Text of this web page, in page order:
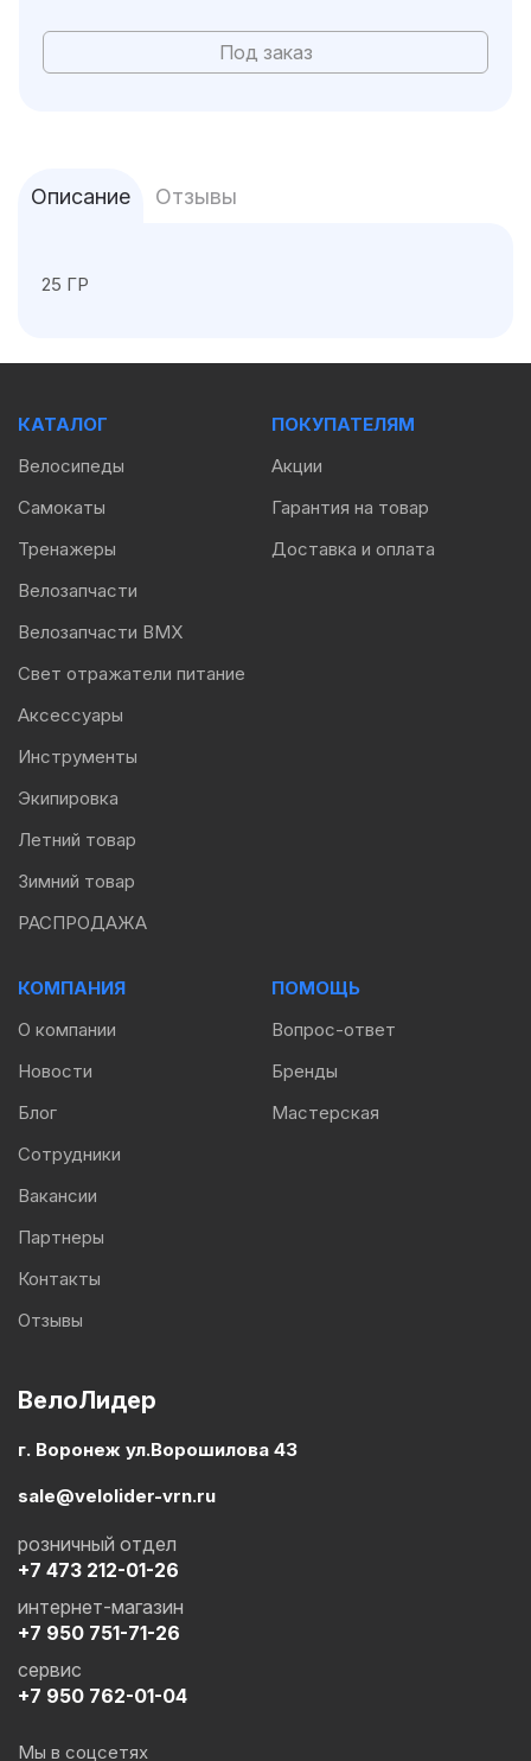
Под заказ
Описание Отзывы
25 ГР
ВелоЛидер
г. Воронеж ул.Ворошилова 43
sale@velolider-vrn.ru
+7 473 212-01-26
розничный отдел
+7 950 751-71-26
интернет-магазин
+7 950 762-01-04
сервис
Мы в соцсетях
КАТАЛОГ
Велосипеды
Самокаты
Тренажеры
Велозапчасти
Велозапчасти BMX
Свет отражатели питание
Аксессуары
Инструменты
Экипировка
Летний товар
Зимний товар
РАСПРОДАЖА
ПОКУПАТЕЛЯМ
Акции
Гарантия на товар
Доставка и оплата
КОМПАНИЯ
О компании
Новости
Блог
Сотрудники
Вакансии
Партнеры
Контакты
Отзывы
ПОМОЩЬ
Вопрос-ответ
Бренды
Мастерская